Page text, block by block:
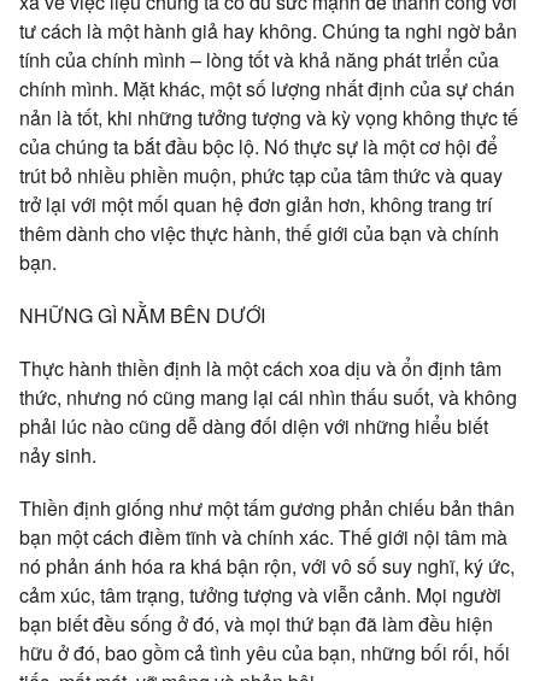
tư cách là một hành giả hay không. Chúng ta nghi ngờ bản
tính của chính mình – lòng tốt và khả năng phát triển của
chính mình. Mặt khác, một số lượng nhất định của sự chán
nản là tốt, khi những tưởng tượng và kỳ vọng không thực tế
của chúng ta bắt đầu bộc lộ. Nó thực sự là một cơ hội để
trút bỏ nhiều phiền muộn, phức tạp của tâm thức và quay
trở lại với một mối quan hệ đơn giản hơn, không trang trí
thêm dành cho việc thực hành, thế giới của bạn và chính
bạn.
NHỮNG GÌ NẰM BÊN DƯỚI
Thực hành thiền định là một cách xoa dịu và ổn định tâm
thức, nhưng nó cũng mang lại cái nhìn thấu suốt, và không
phải lúc nào cũng dễ dàng đối diện với những hiểu biết
nảy sinh.
Thiền định giống như một tấm gương phản chiếu bản thân
bạn một cách điềm tĩnh và chính xác. Thế giới nội tâm mà
nó phản ánh hóa ra khá bận rộn, với vô số suy nghĩ, ký ức,
cảm xúc, tâm trạng, tưởng tượng và viễn cảnh. Mọi người
bạn biết đều sống ở đó, và mọi thứ bạn đã làm đều hiện
hữu ở đó, bao gồm cả tình yêu của bạn, những bối rối, hối